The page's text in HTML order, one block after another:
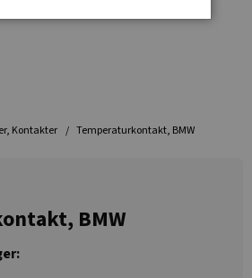
Kontakter Temperaturkontakt, BMW
BMW